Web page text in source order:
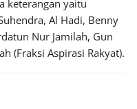
keterangan yaitu
Al Hadi, Benny
Nur Jamilah, Gun
(Fraksi Aspirasi Rakyat).